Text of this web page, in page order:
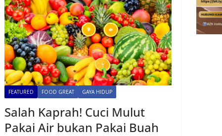
FEATURED FOOD GREAT GAYA HIDUP
Salah Kaprah! Cuci Mulut
Pakai Air bukan Pakai Buah